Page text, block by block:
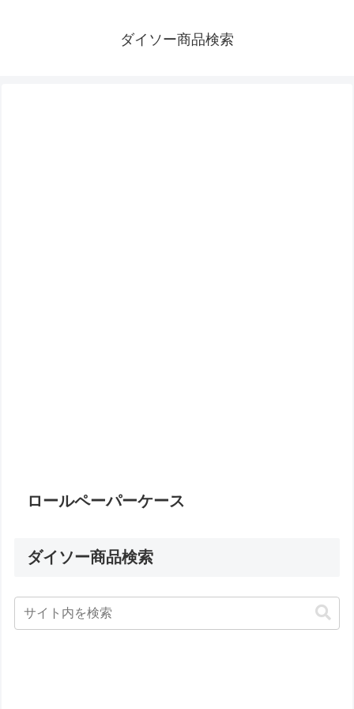
ダイソー商品検索
ロールペーパーケース
ダイソー商品検索